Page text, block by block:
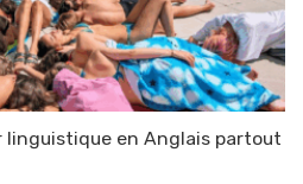
linguistique en Anglais partout